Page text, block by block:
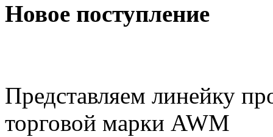
Новое поступление
Представляем линейку
торговой марки AWM